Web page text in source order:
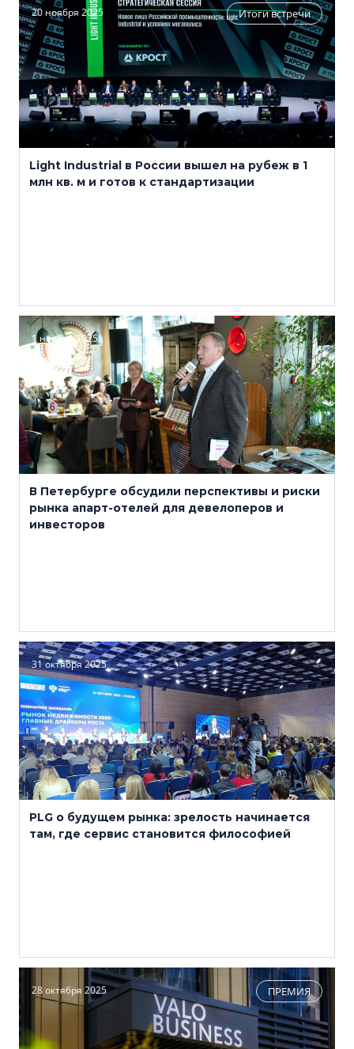
20 ноября 2025 Итоги встречи
Light Industrial в России вышел на рубеж в 1
млн кв. м и готов к стандартизации
1 ноября 2025
В Петербурге обсудили перспективы и риски
рынка апарт-отелей для девелоперов и
инвесторов
31 октября 2025
PLG о будущем рынка: зрелость начинается
там, где сервис становится философией
28 октября 2025 ПРЕМИЯ